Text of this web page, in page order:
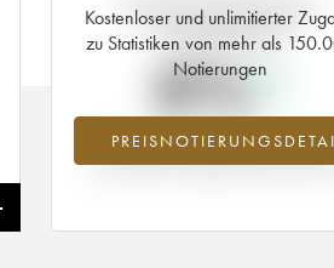
Kostenloser und unlimitierter
zu Statistiken von mehr als
Notierungen
Aktuelle Entwicklung der
Preisnotierung
0%
Preisanstiegs des Jahrgangs 1924
Jahr 2026 im Vergleich zum Jahr